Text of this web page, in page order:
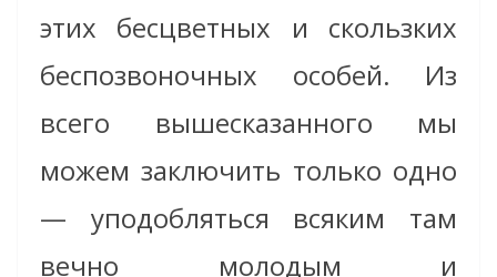
этих бесцветных и скользких
беспозвоночных особей. Из
всего вышесказанного мы
можем заключить только одно
— уподобляться всяким там
вечно молодым и